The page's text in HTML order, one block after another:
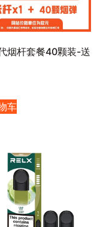
烟杆套餐40颗装-送
车